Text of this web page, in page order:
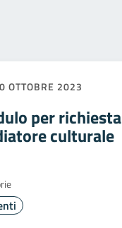
OTTOBRE 2023
per richiesta
culturale